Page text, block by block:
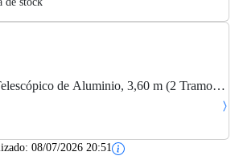
de Aluminio, 3,60 m (2 Tramos
08/07/2026 20:51